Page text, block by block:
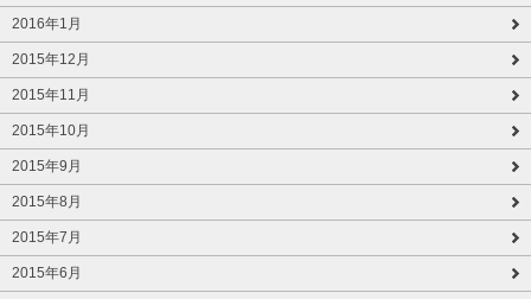
2016年1月
2015年12月
2015年11月
2015年10月
2015年9月
2015年8月
2015年7月
2015年6月